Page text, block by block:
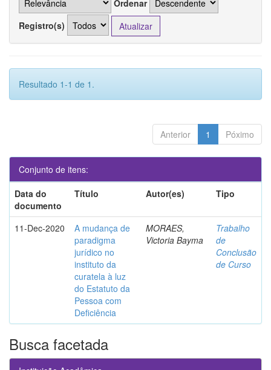
Ordenar
Registro(s)
Resultado 1-1 de 1.
Anterior 1 Póximo
Conjunto de itens:
Data do
documento
Título Autor(es) Tipo
11-Dec-2020
A mudança de
paradigma
jurídico no
instituto da
curatela à luz
do Estatuto da
Pessoa com
Deficiência
MORAES,
Victoria Bayma
Trabalho
de
Conclusão
de Curso
Busca facetada